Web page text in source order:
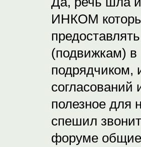
ИНКОМ
(подвижкам) в
подрядчиком,
согласований
полезное для
спешил
форуме общие